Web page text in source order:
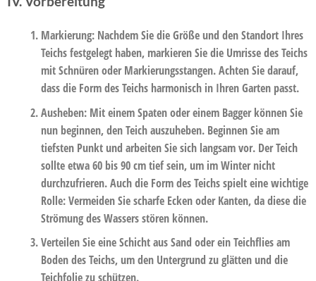
Markierung: Nachdem Sie die Größe und den Standort Ihres
Teichs festgelegt haben, markieren Sie die Umrisse des Teichs
mit Schnüren oder Markierungsstangen. Achten Sie darauf,
dass die Form des Teichs harmonisch in Ihren Garten passt.
Ausheben: Mit einem Spaten oder einem Bagger können Sie
nun beginnen, den Teich auszuheben. Beginnen Sie am
tiefsten Punkt und arbeiten Sie sich langsam vor. Der Teich
sollte etwa 60 bis 90 cm tief sein, um im Winter nicht
durchzufrieren. Auch die Form des Teichs spielt eine wichtige
Rolle: Vermeiden Sie scharfe Ecken oder Kanten, da diese die
Strömung des Wassers stören können.
Verteilen Sie eineSchicht aus Sand oder ein Teichflies am
Boden des Teichs, um den Untergrund zu glätten und die
Teichfolie zu schützen.